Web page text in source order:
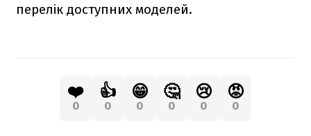
перелік доступних моделей.
❤️
0
👍
0
😁
0
🤔
0
😢
0
😡
0